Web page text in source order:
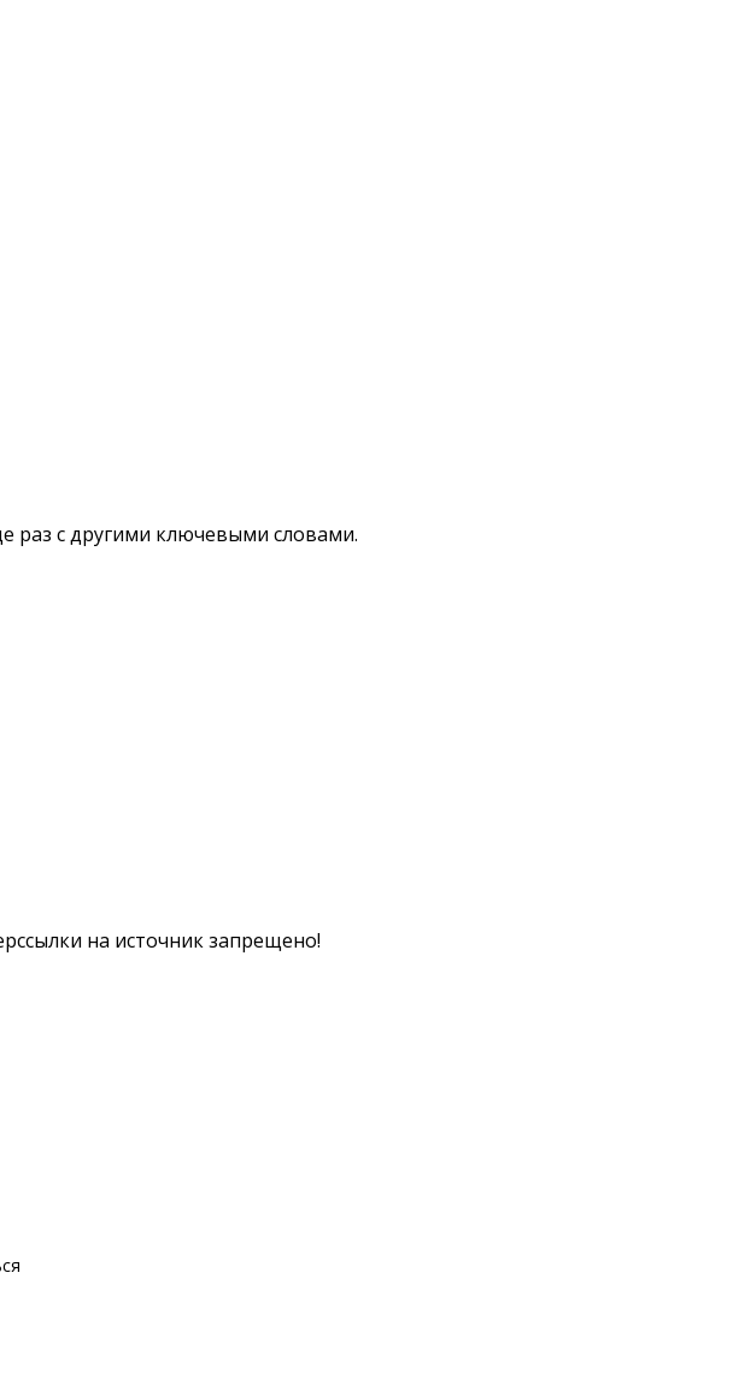
раз с другими ключевыми словами.
на источник запрещено!